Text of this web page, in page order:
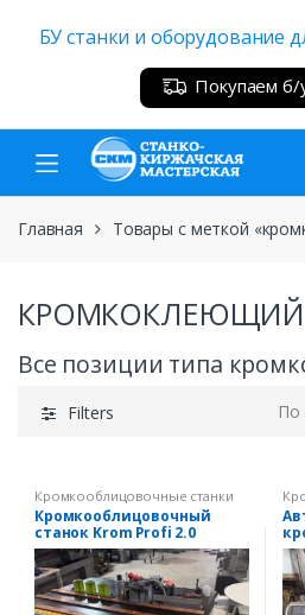
БУ станки и оборудование
Покупаем б/
Главная Товары с меткой
КРОМКОКЛЕЮЩИЙ
Все позиции типа
Filters
Кромкооблицовочные станки
Кромкооблицовочный
станок Krom Profi 2.0